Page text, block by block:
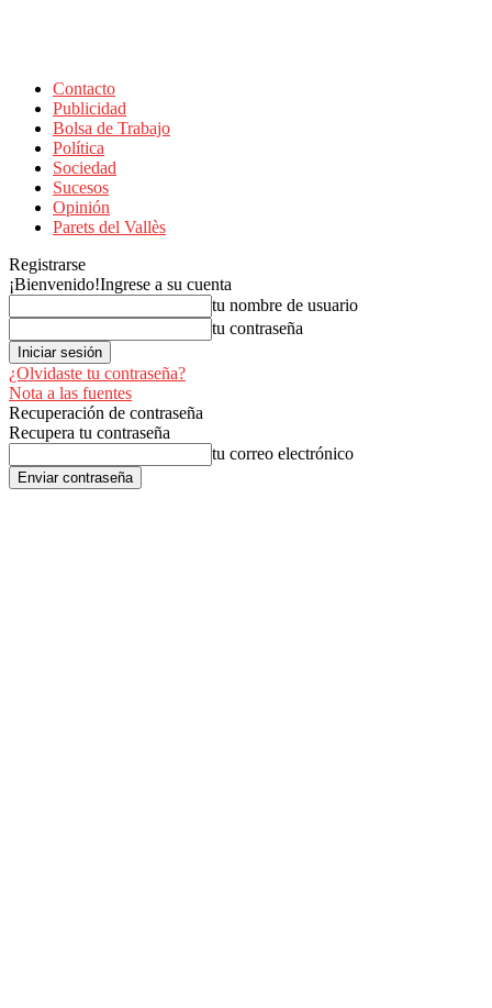
Contacto
Publicidad
Bolsa de Trabajo
Política
Sociedad
Sucesos
Opinión
Parets del Vallès
Registrarse
¡Bienvenido!Ingrese a su cuenta
tu nombre de usuario
tu contraseña
¿Olvidaste tu contraseña?
Nota a las fuentes
Recuperación de contraseña
Recupera tu contraseña
tu correo electrónico